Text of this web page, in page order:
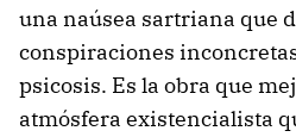
una naúsea sartriana que
conspiraciones
psicosis. Es la obra que
atmósfera existencialista